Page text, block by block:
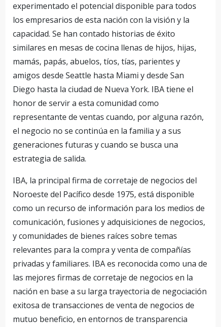
experimentado el potencial disponible para todos
los empresarios de esta nación con la visión y la
capacidad. Se han contado historias de éxito
similares en mesas de cocina llenas de hijos, hijas,
mamás, papás, abuelos, tíos, tías, parientes y
amigos desde Seattle hasta Miami y desde San
Diego hasta la ciudad de Nueva York. IBA tiene el
honor de servir a esta comunidad como
representante de ventas cuando, por alguna razón,
el negocio no se continúa en la familia y a sus
generaciones futuras y cuando se busca una
estrategia de salida.
IBA, la principal firma de corretaje de negocios del
Noroeste del Pacífico desde 1975, está disponible
como un recurso de información para los medios de
comunicación, fusiones y adquisiciones de negocios,
y comunidades de bienes raíces sobre temas
relevantes para la compra y venta de compañías
privadas y familiares. IBA es reconocida como una de
las mejores firmas de corretaje de negocios en la
nación en base a su larga trayectoria de negociación
exitosa de transacciones de venta de negocios de
mutuo beneficio, en entornos de transparencia